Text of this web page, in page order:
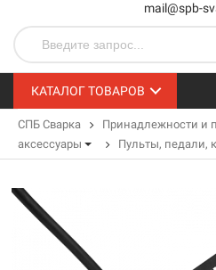
mail@spb-
КАТАЛОГ ТОВАРОВ
СПБ Сварка Принадлежности и
аксессуары
Пульты, педали,